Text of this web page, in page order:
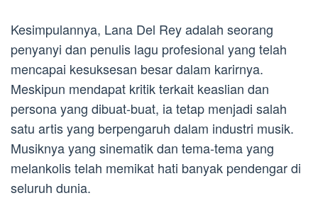
Kesimpulannya, Lana Del Rey adalah seorang
penyanyi dan penulis lagu profesional yang telah
mencapai kesuksesan besar dalam karirnya.
Meskipun mendapat kritik terkait keaslian dan
persona yang dibuat-buat, ia tetap menjadi salah
satu artis yang berpengaruh dalam industri musik.
Musiknya yang sinematik dan tema-tema yang
melankolis telah memikat hati banyak pendengar di
seluruh dunia.